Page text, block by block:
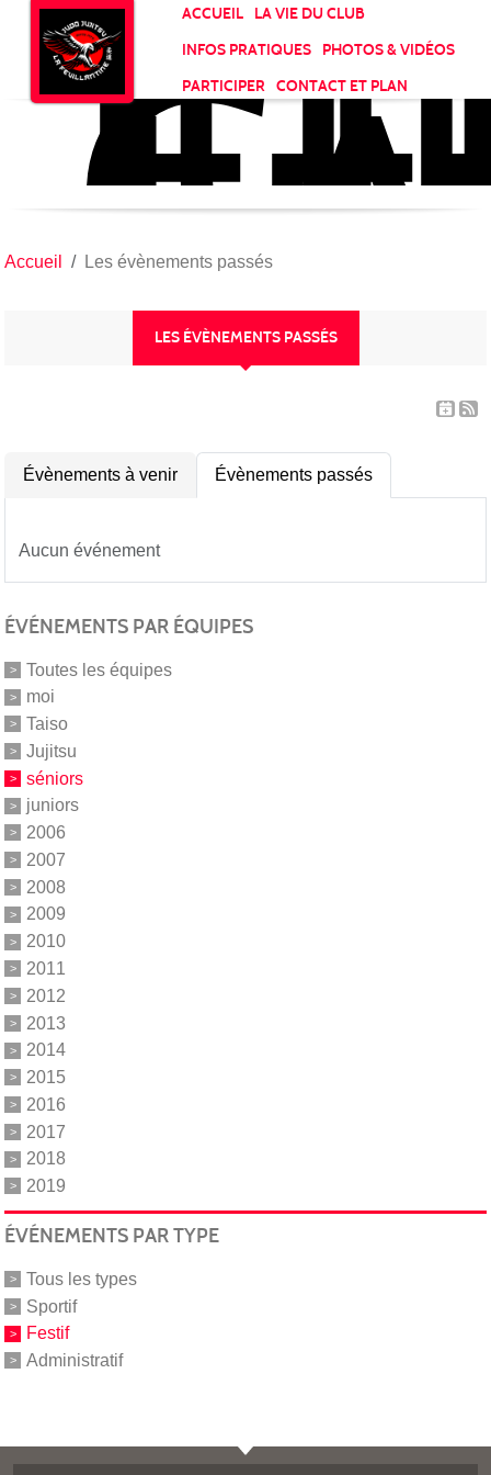
ACCUEIL
LA VIE DU CLUB
INFOS PRATIQUES
PHOTOS & VIDÉOS
PARTICIPER
CONTACT ET PLAN
LA
Accueil Les évènements passés
LES ÉVÈNEMENTS PASSÉS
Évènements à venir Évènements passés
Aucun événement
ÉVÉNEMENTS PAR ÉQUIPES
Toutes les équipes
moi
Taiso
Jujitsu
séniors
juniors
2006
2007
2008
2009
2010
2011
2012
2013
2014
2015
2016
2017
2018
2019
ÉVÉNEMENTS PAR TYPE
Tous les types
Sportif
Festif
Administratif
Panneau de gestion des cookies